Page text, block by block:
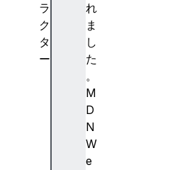
れ
ま
し
た
。
M
D
N
W
e
ラ
ク
タ
ー